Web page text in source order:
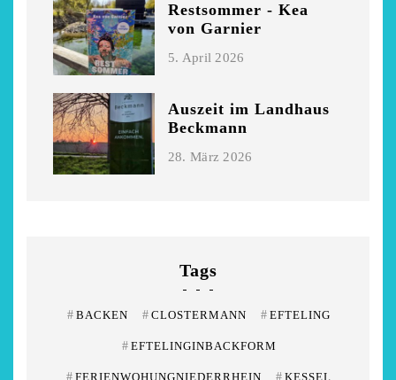
Restsommer - Kea
von Garnier
5. April 2026
Auszeit im Landhaus
Beckmann
28. März 2026
Tags
# BACKEN # CLOSTERMANN # EFTELING
# EFTELINGINBACKFORM
# FERIENWOHUNGNIEDERRHEIN # KESSEL